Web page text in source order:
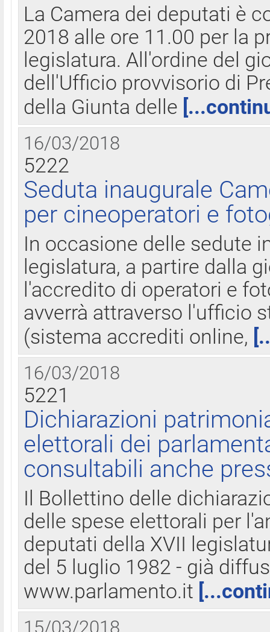
La Camera dei deputati è
2018 alle ore 11.00 per la
legislatura. All'ordine del
dell'Ufficio provvisorio di
della Giunta delle
16/03/2018
5222
Seduta inaugurale
per cineoperatori e
In occasione delle sedute
legislatura, a partire dalla
l'accredito di operatori e
avverrà attraverso l'ufficio
(sistema accrediti online,
16/03/2018
5221
Dichiarazioni
elettorali dei
consultabili anche
Il Bollettino delle
delle spese elettorali per
deputati della XVII
del 5 luglio 1982 - già
www.parlamento.it
15/03/2018